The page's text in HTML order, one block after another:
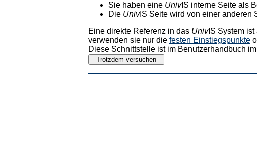
Sie haben eine UnivIS interne Seite als
Die UnivIS Seite wird von einer anderen
Eine direkte Referenz in das UnivIS System
verwenden sie nur die festen Einstiegspunkte
Diese Schnittstelle ist im Benutzerhandbuch